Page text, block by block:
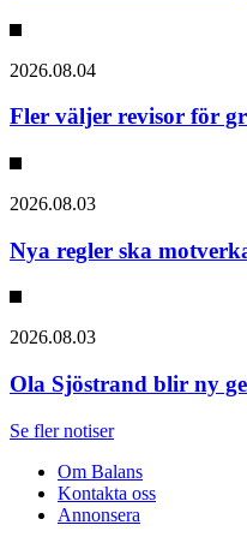
2026.08.04
Fler väljer revisor för
2026.08.03
Nya regler ska
2026.08.03
Ola Sjöstrand blir ny
Se fler notiser
Om Balans
Kontakta oss
Annonsera